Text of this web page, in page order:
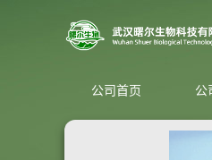
公司首页 公